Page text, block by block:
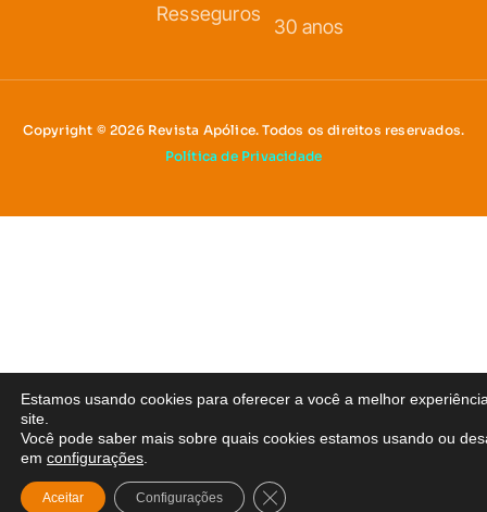
Resseguros
30 anos
Copyright © 2026 Revista Apólice. Todos os direitos reservados.
Política de Privacidade
Estamos usando cookies para oferecer a você a melhor
site.
Você pode saber mais sobre quais cookies estamos usando ou
em configurações
Aceitar Configurações Close GDPR Cookie Banner